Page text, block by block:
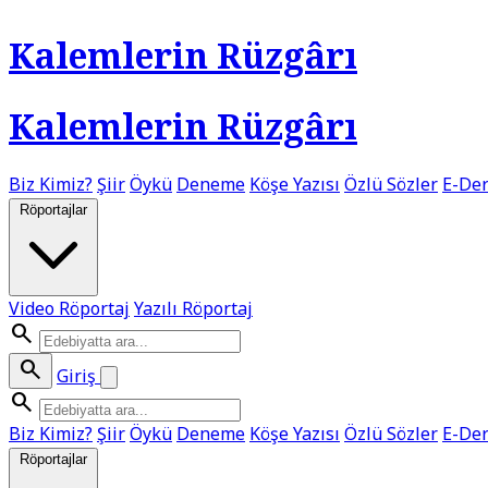
Kalemlerin Rüzgârı
Kalemlerin Rüzgârı
Biz Kimiz? ŞiirÖykü Deneme Köşe Yazısı Özlü Sözler E-
Röportajlar
Video Röportaj Yazılı Röportaj
search
search
Giriş
search
Biz Kimiz? ŞiirÖykü Deneme Köşe Yazısı Özlü Sözler E-
Röportajlar